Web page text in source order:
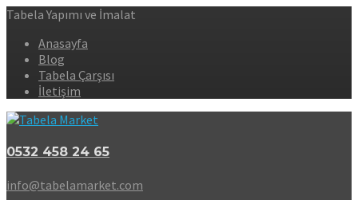
Tabela Yapımı ve İmalat
Anasayfa
Blog
Tabela Çarşısı
İletişim
0532 458 24 65
info@tabelamarket.com